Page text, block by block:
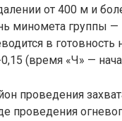
от 400 м и
миномета группы
в
(время «Ч» —
проведения
проведения